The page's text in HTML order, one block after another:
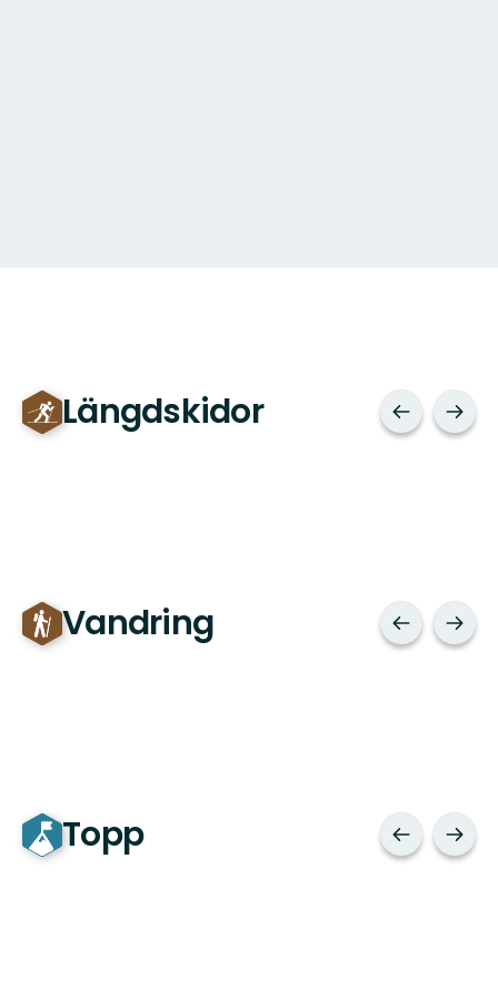
Längdskidor
Vandring
Topp